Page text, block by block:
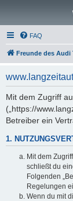
FAQ
Freunde des Audi
Mit dem Zugriff
(„https://
Betreiber ein
1.
Mit dem
schließt du
Folgenden
Regelungen
Wenn du mit